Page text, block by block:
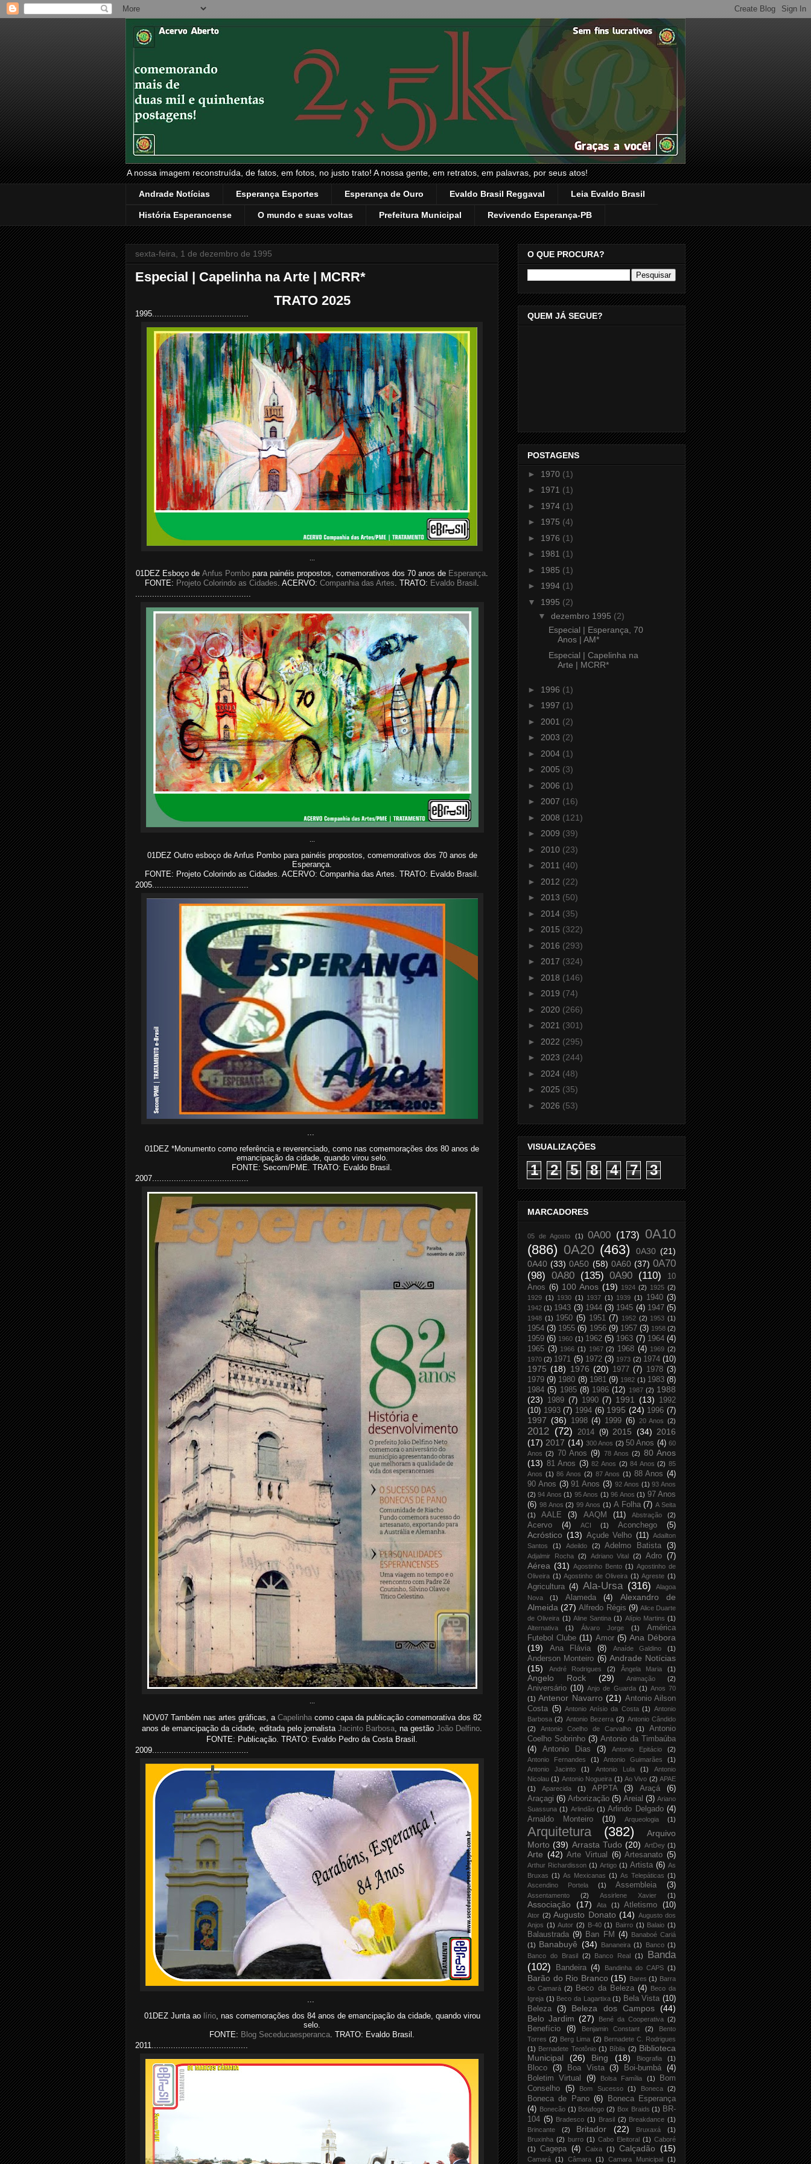
A nossa imagem reconstruída, de fatos, em fotos, no justo trato! A nossa gente, em retratos, em palavras, por seus atos!
Andrade Notícias Esperança Esportes Esperança de Ouro Evaldo Brasil Reggaval Leia Evaldo Brasil
História Esperancense O mundo e suas voltas Prefeitura Municipal Revivendo Esperança-PB
sexta-feira, 1 de dezembro de 1995
Especial | Capelinha na Arte | MCRR*
TRATO 2025
1995........................................
01DEZ Esboço de Anfus Pombo para painéis propostos, comemorativos dos 70 anos de Esperança.
FONTE: Projeto Colorindo as Cidades. ACERVO: Companhia das Artes. TRATO: Evaldo Brasil .
................................................
01DEZ Outro esboço de Anfus Pombo para painéis propostos, comemorativos dos 70 anos de
Esperança.
FONTE: Projeto Colorindo as Cidades. ACERVO: Companhia das Artes. TRATO: Evaldo Brasil.
2005........................................
01DEZ *Monumento como referência e reverenciado, como nas comemorações dos 80 anos de
emancipação da cidade, quando virou selo.
FONTE: Secom/PME. TRATO: Evaldo Brasil.
2007........................................
NOV07 Também nas artes gráficas, a Capelinhacomo capa da publicação comemorativa dos 82
anos de emancipação da cidade, editada pelo jornalista Jacinto Barbosa , na gestão João Delfino
FONTE: Publicação. TRATO: Evaldo Pedro da Costa Brasil.
2009........................................
01DEZ Junta ao lírio, nas comemorações dos 84 anos de emancipação da cidade, quando virou
selo.
FONTE: Blog Seceducaesperanca. TRATO: Evaldo Brasil.
2011........................................
O QUE PROCURA?
QUEM JÁ SEGUE?
POSTAGENS
► 1970 (1)
► 1971 (1)
► 1974 (1)
► 1975 (4)
► 1976 (1)
► 1981 (1)
► 1985 (1)
► 1994 (1)
▼ 1995 (2)
▼ dezembro 1995 (2)
Especial | Esperança, 70
Anos | AM*
Especial | Capelinha na
Arte | MCRR*
► 1996 (1)
► 1997 (1)
► 2001 (2)
► 2003 (2)
► 2004 (1)
► 2005 (3)
► 2006 (1)
► 2007 (16)
► 2008 (121)
► 2009 (39)
► 2010 (23)
► 2011 (40)
► 2012 (22)
► 2013 (50)
► 2014 (35)
► 2015 (322)
► 2016 (293)
► 2017 (324)
► 2018 (146)
► 2019 (74)
► 2020 (266)
► 2021 (301)
► 2022 (295)
► 2023 (244)
► 2024 (48)
► 2025 (35)
► 2026 (53)
VISUALIZAÇÕES
1 2 5 8 4 7 3
MARCADORES
05 de Agosto (1) 0A00 (173) 0A10
(886) 0A20 (463) 0A30 (21)
0A40 (33) 0A50 (58) 0A60 (37) 0A70
(98) 0A80 (135) 0A90 (110)
10
Anos (6) 100 Anos (19) 1924 (2) 1925 (2)
1929 (1) 1930 (1) 1937 (1) 1939 (1) 1940 (3)
1942 (1) 1943 (3) 1944 (3) 1945 (4) 1947 (5)
1948 (1) 1950 (5) 1951 (7) 1952 (2) 1953 (1)
1954 (3) 1955 (6) 1956 (9) 1957 (3) 1958 (2)
1959 (6) 1960 (1) 1962 (5) 1963 (7) 1964 (4)
1965 (3) 1966 (1) 1967 (2) 1968 (4) 1969 (2)
1970 (2) 1971 (5) 1972 (3) 1973 (2) 1974 (10)
1975 (18) 1976 (20) 1977 (7) 1978 (3)
1979 (9) 1980 (8) 1981 (9) 1982 (1) 1983 (8)
1984 (5) 1985 (8) 1986 (12) 1987 (2) 1988
(23)
1989 (7) 1990 (7) 1991 (13)
1992
(10) 1993 (7) 1994 (6) 1995 (24) 1996 (7)
1997 (36) 1998 (4) 1999 (6) 20 Anos (2)
2012 (72) 2014 (9) 2015 (34) 2016
(17) 2017 (14) 300 Anos (2) 50 Anos (4) 60
Anos (2) 70 Anos (9) 78 Anos (2) 80 Anos
(13) 81 Anos (3) 82 Anos (2) 84 Anos (2) 85
Anos (1) 86 Anos (2) 87 Anos (1) 88 Anos (4)
90 Anos (3) 91 Anos (3) 92 Anos (1) 93 Anos
(2) 94 Anos (1) 95 Anos (1) 96 Anos (1) 97 Anos
(6) 98 Anos (2) 99 Anos (1) A Folha (7) A Seita
(1)
AALE (3) AAQM (11) Abstração (2)
Acervo (4) ACI (1) Aconchego (5)
Acróstico (13) Açude Velho (11) Adailton
Santos
(1) Adeildo (2) Adelmo Batista (3)
Adjalmir Rocha (2) Adriano Vital (2) Adro (7)
Aérea (31) Agostinho Bento (1) Agostinho de
Oliveira (1) Agostinho de Oliveira (1) Agreste (1)
Agricultura (4) Ala-Ursa (316)
Alagoa
Nova
(1) Alameda (4)
Alexandro de
Almeida (27) Alfredo Régis (9) Alice Duarte
de Oliveira (1) Aline Santina (1) Alípio Martins (1)
Alternativa
(1) Álvaro Jorge (1)
América
Futebol Clube (11) Amor (5) Ana Débora
(19)
Ana Flávia (8) Anaíde Galdino (1)
Anderson Monteiro (6) Andrade Notícias
(15)
André Rodrigues (2) Ângela Maria (1)
Angelo Rock (29) Animação (2)
Aniversário (10) Anjo de Guarda (1) Anos 70
(1) Antenor Navarro (21) Antonio Ailson
Costa (5) Antonio Anísio da Costa (1) Antonio
Barbosa (2) Antonio Bezerra (2) Antonio Cândido
(2)
Antonio Coelho de Carvalho (1)
Antonio
Coelho Sobrinho (3) Antonio da Timbaúba
(4)
Antonio Dias (3) Antonio Epitácio
(2)
Antonio Fernandes
(1) Antonio Guimarães
(1)
Antonio Jacinto
(1) Antonio Lula (1)
Antonio
Nicolau (1) Antonio Nogueira (1) Ao Vivo (2) APAE
(1)
Aparecida (1) APPTA (3) Araçá
(6)
Araçagi (6) Arborização (5) Areial (3) Ariano
Suassuna (1) Arlindão (1) Arlindo Delgado (4)
Arnaldo Monteiro
(10) Arqueologia (1)
Arquitetura (382)
Arquivo
Morto (39) Arrasta Tudo (20) ArtDey (1)
Arte (42) Arte Virtual (6) Artesanato (5)
Arthur Richardisson (1) Artigo (1) Artista (6) As
Bruxas (1) As Mexicanas (1) As Telepáticas (1)
Ascendino Portela
(1) Assembleia (3)
Assentamento (2) Assirlene Xavier (1)
Associação (17) Ata (1) Atletismo (10)
Ator (2) Augusto Donato (14) Augusto dos
Anjos (1) Autor (2) B-40 (1) Bairro (1) Balaio (1)
Balaustrada (9) Ban FM (4)
Banaboé Cariá
(1) Banabuyê (34) Bananeira (1) Banco (1)
Banco do Brasil
(2) Banco Real (1)
Banda
(102)
Bandeira (4) Bandinha do CAPS (1)
Barão do Rio Branco (15) Bares (1) Barra
do Camará (2) Beco da Beleza (4)
Beco da
Igreja (1) Beco da Lagartixa (1) Bela Vista (10)
Beleza
(3) Beleza dos Campos (44)
Belo Jardim (27) Bené da Cooperativa (2)
Benefício (8) Benjamin Constant (2)
Bento
Torres (2) Berg Lima (2) Bernadete C. Rodrigues
(1) Bernadete Teotônio (1) Bíblia (2) Biblioteca
Municipal
(26) Bing (18) Biografia (1)
Bloco (3) Boa Vista (3) Boi-bumbá
(4)
Boletim Virtual
(9) Bolsa Família (1)
Bom
Conselho
(5) Bom Sucesso (1) Boneca (2)
Boneca de Pano (6)
Boneca Esperança
(4) Bonecão (1) Botafogo (2) Box Braids (1) BR-
104 (5) Bradesco (1) Brasil (2) Breakdance (1)
Brincante
(2) Britador (22) Bruxaxá
(1)
Bruxinha (2) burro (1) Cabo Eleitoral (1) Caboré
(1)
Cagepa (4) Caixa (1) Calçadão (15)
Camará (1) Câmara (1) Camara Municipal (1)